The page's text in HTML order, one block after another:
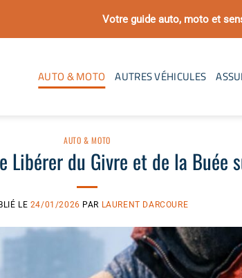
Votre guide auto, moto et
AUTO & MOTO AUTRES VÉHICULES
AUTO & MOTO
du Givre et de la Buée
LE 24/01/2026 PAR LAURENT DARCOURE